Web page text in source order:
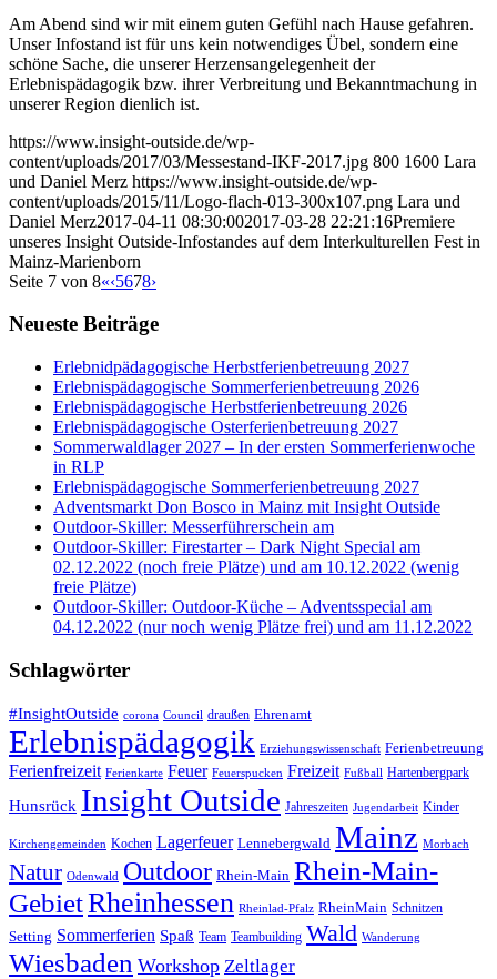
Am Abend sind wir mit einem guten Gefühl nach Hause gefahren.
Unser Infostand ist für uns kein notwendiges Übel, sondern eine
schöne Sache, die unserer Herzensangelegenheit der
Erlebnispädagogik bzw. ihrer Verbreitung und Bekanntmachung in
unserer Region dienlich ist.
https://www.insight-outside.de/wp-
content/uploads/2017/03/Messestand-IKF-2017.jpg 800 1600 Lara
und Daniel Merz https://www.insight-outside.de/wp-
content/uploads/2015/11/Logo-flach-013-300x107.png Lara und
Daniel Merz2017-04-11 08:30:002017-03-28 22:21:16Premiere
unseres Insight Outside-Infostandes auf dem Interkulturellen Fest in
Mainz-Marienborn
Seite 7 von 8«‹5678›
Neueste Beiträge
Erlebnidpädagogische Herbstferienbetreuung 2027
Erlebnispädagogische Sommerferienbetreuung 2026
Erlebnispädagogische Herbstferienbetreuung 2026
Erlebnispädagogische Osterferienbetreuung 2027
Sommerwaldlager 2027 – In der ersten Sommerferienwoche
in RLP
Erlebnispädagogische Sommerferienbetreuung 2027
Adventsmarkt Don Bosco in Mainz mit Insight Outside
Outdoor-Skiller: Messerführerschein am
Outdoor-Skiller: Firestarter – Dark Night Special am
02.12.2022 (noch freie Plätze) und am 10.12.2022 (wenig
freie Plätze)
Outdoor-Skiller: Outdoor-Küche – Adventsspecial am
04.12.2022 (nur noch wenig Plätze frei) und am 11.12.2022
Schlagwörter
#InsightOutside corona Council draußen Ehrenamt
Erlebnispädagogik Erziehungswissenschaft Ferienbetreuung
Ferienfreizeit Ferienkarte Feuer Feuerspucken Freizeit Fußball Hartenbergpark
Hunsrück Insight Outside Jahreszeiten Jugendarbeit Kinder
Kirchengemeinden Kochen Lagerfeuer Lennebergwald Mainz Morbach
Natur Odenwald Outdoor Rhein-Main Rhein-Main-
GebietRheinhessen Rheinlad-Pfalz RheinMain Schnitzen
Setting Sommerferien Spaß Team Teambuilding Wald Wanderung
Wiesbaden Workshop Zeltlager